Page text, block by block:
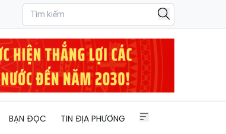
BẠN ĐỌC TIN ĐỊA PHƯƠNG